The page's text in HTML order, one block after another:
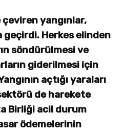
yangınlar,
geçirdi. Herkes elinden
söndürülmesi ve
giderilmesi için
açtığı yaraları
de harekete
Birliği acil durum
ödemelerinin